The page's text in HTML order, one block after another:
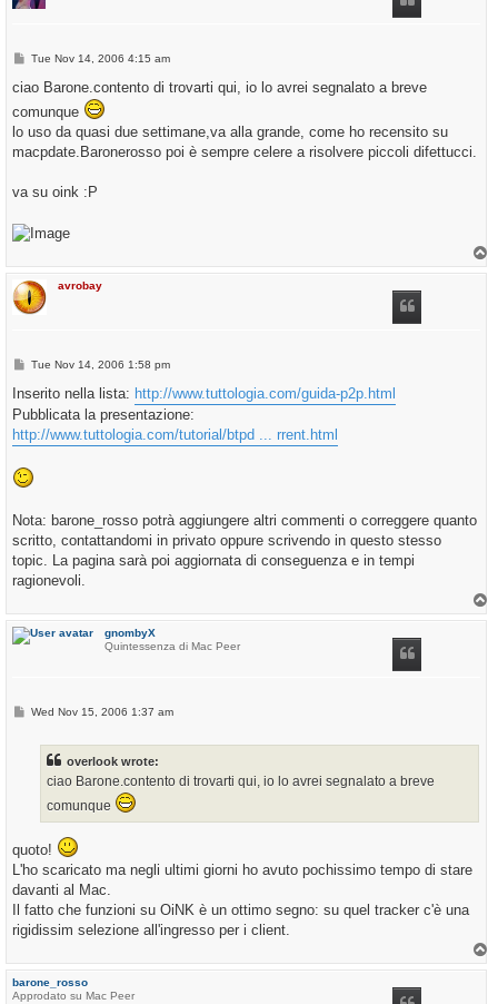
P
s
Tue Nov 14, 2006 4:15 am
ciao Barone.contento di trovarti qui, io lo avrei segnalato a breve
comunque
lo uso da quasi due settimane,va alla grande, come ho recensito su
macpdate.Baronerosso poi è sempre celere a risolvere piccoli difettucci.
va su oink :P
avrobay
P
s
Tue Nov 14, 2006 1:58 pm
Inserito nella lista: http://www.tuttologia.com/guida-p2p.html
Pubblicata la presentazione:
http://www.tuttologia.com/tutorial/btpd ... rrent.html
Nota: barone_rosso potrà aggiungere altri commenti o correggere quanto
scritto, contattandomi in privato oppure scrivendo in questo stesso
topic. La pagina sarà poi aggiornata di conseguenza e in tempi
ragionevoli.
gnombyX
Quintessenza di Mac Peer
PWed Nov 15, 2006 1:37 am
overlook wrote:
ciao Barone.contento di trovarti qui, io lo avrei segnalato a breve
comunque
quoto!
L'ho scaricato ma negli ultimi giorni ho avuto pochissimo tempo di stare
davanti al Mac.
Il fatto che funzioni su OiNK è un ottimo segno: su quel tracker c'è una
rigidissim selezione all'ingresso per i client.
barone_rosso
Approdato su Mac Peer